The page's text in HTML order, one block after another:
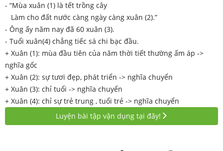
- “Mùa xuân (1) là tết trồng cây
Làm cho đất nước càng ngày càng xuân (2).”
- Ông ấy năm nay đã 60 xuân (3).
- Tuổi xuân(4) chẳng tiếc sá chi bạc đầu.
+ Xuân (1): mùa đầu tiên của năm thời tiết thường ấm áp ->
nghĩa gốc
+ Xuân (2): sự tươi đẹp, phát triển -> nghĩa chuyển
+ Xuân (3): chỉ tuổi -> nghĩa chuyển
+ Xuân (4): chỉ sự trẻ trung , tuổi trẻ -> nghĩa chuyển
Luyện bài tập vận dụng tại đây!